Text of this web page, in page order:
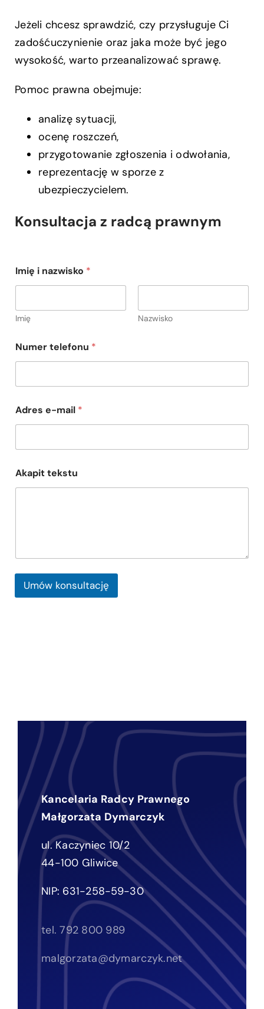
Jeżeli chcesz sprawdzić, czy przysługuje Ci
zadośćuczynienie oraz jaka może być jego
wysokość, warto przeanalizować sprawę.
Pomoc prawna obejmuje:
analizę sytuacji,
ocenę roszczeń,
przygotowanie zgłoszenia i odwołania,
reprezentację w sporze z
ubezpieczycielem.
Konsultacja z radcą prawnym
Imię i nazwisko *
Imię Nazwisko
u
m
r
m
i
ę
Numer telefonu *
Adres e-mail *
Akapit tekstu
Umów konsultację
Kancelaria Radcy Prawnego
Małgorzata Dymarczyk
ul. Kaczyniec 10/2
44-100 Gliwice
NIP: 631-258-59-30
tel. 792 800 989
malgorzata@dymarczyk.net